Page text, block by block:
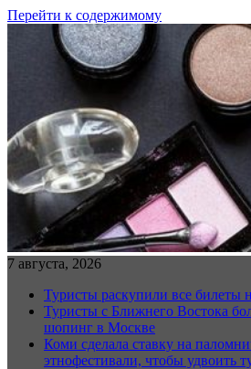
Перейти к содержимому
7 августа, 2026
Туристы раскупили все билеты
Туристы с Ближнего Востока
шопинг в Москве
Коми сделала ставку на
этнофестивали, чтобы удвоить